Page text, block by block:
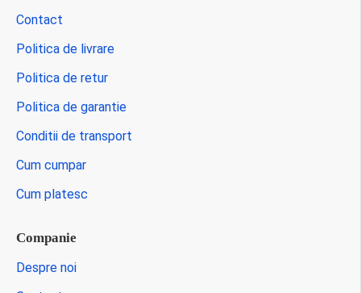
Contact
Politica de livrare
Politica de retur
Politica de garantie
Conditii de transport
Cum cumpar
Cum platesc
Companie
Despre noi